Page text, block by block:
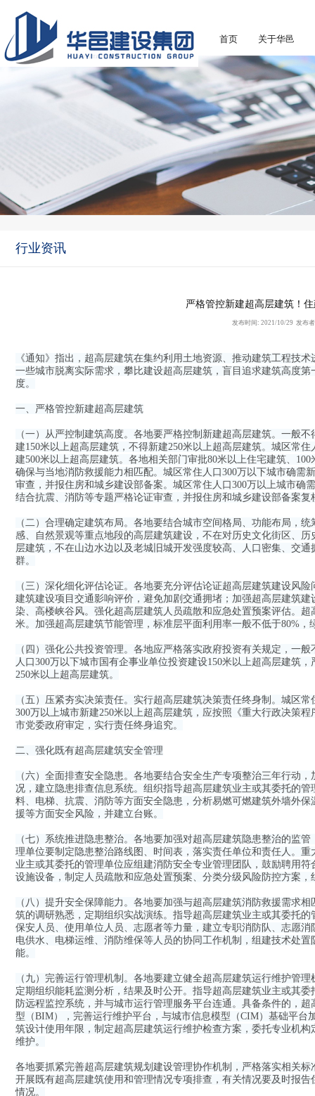
首页 关于华邑
行业资讯
严格管控新建超高层建筑！
发布时间: 2021/10/29 发布
《通知》指出，超高层建筑在集约利用土地资源、推动建筑工程技
一些城市脱离实际需求，攀比建设超高层建筑，盲目追求建筑高度
度。
一、严格管控新建超高层建筑
（一）从严控制建筑高度。各地要严格控制新建超高层建筑。一般
建150米以上超高层建筑，不得新建250米以上超高层建筑。城区常
建500米以上超高层建筑。各地相关部门审批80米以上住宅建筑、
确保与当地消防救援能力相匹配。城区常住人口300万以下城市确需
审查，并报住房和城乡建设部备案。城区常住人口300万以上城市确
结合抗震、消防等专题严格论证审查，并报住房和城乡建设部备案复
（二）合理确定建筑布局。各地要结合城市空间格局、功能布局，
感、自然景观等重点地段的高层建筑建设，不在对历史文化街区、
层建筑，不在山边水边以及老城旧城开发强度较高、人口密集、交
群。
（三）深化细化评估论证。各地要充分评估论证超高层建筑建设风
建筑建设项目交通影响评价，避免加剧交通拥堵；加强超高层建筑
染、高楼峡谷风。强化超高层建筑人员疏散和应急处置预案评估。
米。加强超高层建筑节能管理，标准层平面利用率一般不低于80%
（四）强化公共投资管理。各地应严格落实政府投资有关规定，一
人口300万以下城市国有企事业单位投资建设150米以上超高层建筑
250米以上超高层建筑。
（五）压紧夯实决策责任。实行超高层建筑决策责任终身制。城区
300万以上城市新建250米以上超高层建筑，应按照《重大行政决策
市党委政府审定，实行责任终身追究。
二、强化既有超高层建筑安全管理
（六）全面排查安全隐患。各地要结合安全生产专项整治三年行动
况，建立隐患排查信息系统。组织指导超高层建筑业主或其委托的
料、电梯、抗震、消防等方面安全隐患，分析易燃可燃建筑外墙外
援等方面安全风险，并建立台账。
（七）系统推进隐患整治。各地要加强对超高层建筑隐患整治的监
理单位要制定隐患整治路线图、时间表，落实责任单位和责任人。
业主或其委托的管理单位应组建消防安全专业管理团队，鼓励聘用
设施设备，制定人员疏散和应急处置预案、分类分级风险防控方案
（八）提升安全保障能力。各地要加强与超高层建筑消防救援需求
筑的调研熟悉，定期组织实战演练。指导超高层建筑业主或其委托
保安人员、使用单位人员、志愿者等力量，建立专职消防队、志愿
电供水、电梯运维、消防维保等人员的协同工作机制，组建技术处
能。
（九）完善运行管理机制。各地要建立健全超高层建筑运行维护管
定期组织能耗监测分析，结果及时公开。指导超高层建筑业主或其
防远程监控系统，并与城市运行管理服务平台连通。具备条件的，
型（BIM），完善运行维护平台，与城市信息模型（CIM）基础平
筑设计使用年限，制定超高层建筑运行维护检查方案，委托专业机
维护。
各地要抓紧完善超高层建筑规划建设管理协作机制，严格落实相关
开展既有超高层建筑使用和管理情况专项排查，有关情况要及时报
情况。